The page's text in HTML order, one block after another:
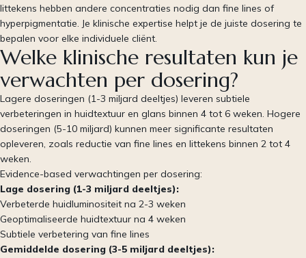
littekens hebben andere concentraties nodig dan fine lines of
hyperpigmentatie. Je klinische expertise helpt je de juiste dosering te
bepalen voor elke individuele cliënt.
Welke klinische resultaten kun je
verwachten per dosering?
Lagere doseringen (1-3 miljard deeltjes) leveren subtiele
verbeteringen in huidtextuur en glans binnen 4 tot 6 weken. Hogere
doseringen (5-10 miljard) kunnen meer significante resultaten
opleveren, zoals reductie van fine lines en littekens binnen 2 tot 4
weken.
Evidence-based verwachtingen per dosering:
Lage dosering (1-3 miljard deeltjes):
Verbeterde huidluminositeit na 2-3 weken
Geoptimaliseerde huidtextuur na 4 weken
Subtiele verbetering van fine lines
Gemiddelde dosering (3-5 miljard deeltjes):